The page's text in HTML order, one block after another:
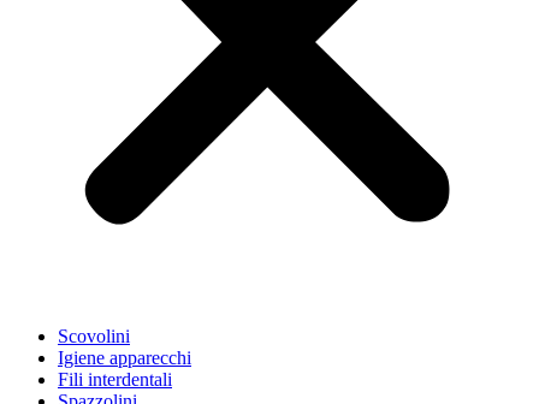
Scovolini
Igiene apparecchi
Fili interdentali